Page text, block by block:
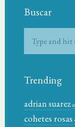
Buscar
Trending
adrian suarez
cohetes rosas